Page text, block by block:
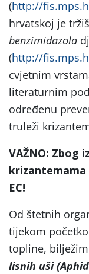
(http://
hrvatskoj je
benzimidazola
(http://
cvjetnim
literaturnim
određenu
truleži
VAŽNO: Zbog
EC!
Od štetnih
tijekom
topline,
lisnih uši